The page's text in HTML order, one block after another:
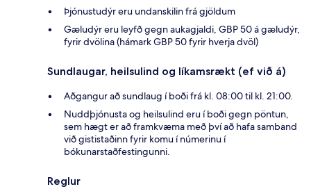
Þjónustudýr eru undanskilin frá gjöldum
Gæludýr eru leyfð gegn aukagjaldi, GBP 50 á gæludýr,
fyrir dvölina (hámark GBP 50 fyrir hverja dvöl)
Sundlaugar, heilsulind og líkamsrækt (ef við á)
Aðgangur að sundlaug í boði frá kl. 08:00 til kl. 21:00.
Nuddþjónusta og heilsulind eru í boði gegn pöntun,
sem hægt er að framkvæma með því að hafa samband
við gististaðinn fyrir komu í númerinu í
bókunarstaðfestingunni.
Reglur